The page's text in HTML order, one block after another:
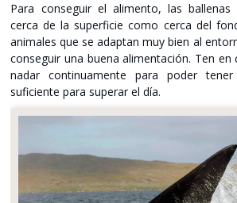
Para conseguir el alimento, las
cerca de la superficie como cerca del
animales que se adaptan muy bien al
conseguir una buena alimentación. Ten en
nadar continuamente para poder
suficiente para superar el día.